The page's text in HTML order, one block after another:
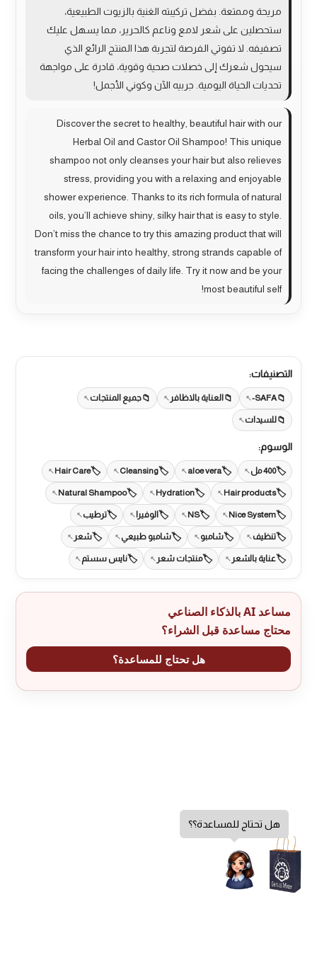
مريحة وممتعة. بفضل تركيبته الغنية بالزيوت الطبيعية،
ستحصلين على شعر لامع وناعم كالحرير، مما يسهل عليك
تصفيفه. لا تفوتي الفرصة لتجربة هذا المنتج الرائع الذي
سيحول شعرك إلى خصلات صحية وقوية، قادرة على مواجهة
تحديات الحياة اليومية. جربيه الآن وكوني الأجمل!
Discover the secret to healthy, beautiful hair with our
Herbal Oil and Castor Oil Shampoo! This unique
shampoo not only cleanses your hair but also relieves
stress, providing you with a relaxing and enjoyable
shower experience. Thanks to its rich formula of natural
oils, you’ll achieve shiny, silky hair that is easy to style.
Don’t miss the chance to try this amazing product that will
transform your hair into healthy, strong strands capable of
facing the challenges of daily life. Try it now and be your
most beautiful self!
التصنيفات:
SAFA- العناية بالاظافر جميع المنتجات
للسيدات
الوسوم:
400 مل aloe vera
Cleansing
Hair Care
Hair products
Hydration
Natural Shampoo
Nice System
NS الوفيرا ترطيب
تنظيف شامبو شامبو طبيعي شعر
عناية بالشعر منتجات شعر نايس سستم
مساعد AI بالذكاء الصناعي
محتاج مساعدة قبل الشراء؟
هل تحتاج للمساعدة؟
هل تحتاج للمساعدة؟؟